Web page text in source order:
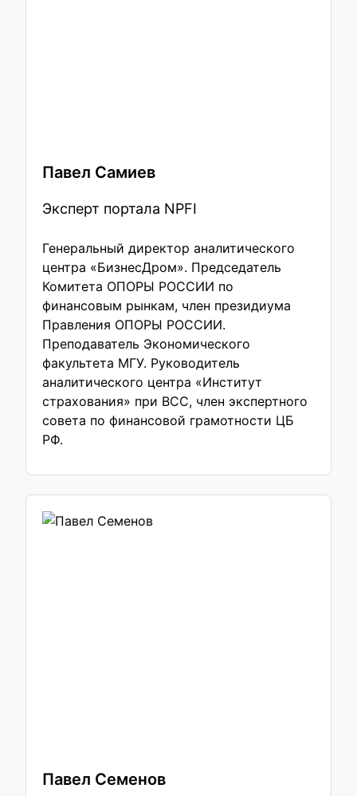
Павел Самиев
Эксперт портала NPFI
Генеральный директор аналитического
центра «БизнесДром». Председатель
Комитета ОПОРЫ РОССИИ по
финансовым рынкам, член президиума
Правления ОПОРЫ РОССИИ.
Преподаватель Экономического
факультета МГУ. Руководитель
аналитического центра «Институт
страхования» при ВСС, член экспертного
совета по финансовой грамотности ЦБ
РФ.
Павел Семенов